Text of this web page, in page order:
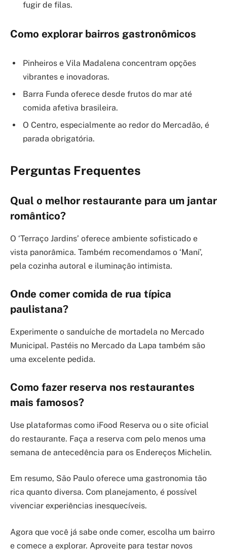
fugir de filas.
Como explorar bairros gastronômicos
Pinheiros e Vila Madalena concentram opções
vibrantes e inovadoras.
Barra Funda oferece desde frutos do mar até
comida afetiva brasileira.
O Centro, especialmente ao redor do Mercadão, é
parada obrigatória.
Perguntas Frequentes
Qual o melhor restaurante para um jantar
romântico?
O ‘Terraço Jardins’ oferece ambiente sofisticado e
vista panorâmica. Também recomendamos o ‘Maní’,
pela cozinha autoral e iluminação intimista.
Onde comer comida de rua típica
paulistana?
Experimente o sanduíche de mortadela no Mercado
Municipal. Pastéis no Mercado da Lapa também são
uma excelente pedida.
Como fazer reserva nos restaurantes
mais famosos?
Use plataformas como iFood Reserva ou o site oficial
do restaurante. Faça a reserva com pelo menos uma
semana de antecedência para os Endereços Michelin.
Em resumo, São Paulo oferece uma gastronomia tão
rica quanto diversa. Com planejamento, é possível
vivenciar experiências inesquecíveis.
Agora que você já sabe onde comer, escolha um bairro
e comece a explorar. Aproveite para testar novos